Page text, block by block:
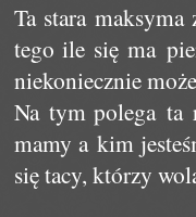
Ta stara maksyma
tego ile się ma
niekoniecznie
Na tym polega ta
mamy a kim
się tacy, którzy